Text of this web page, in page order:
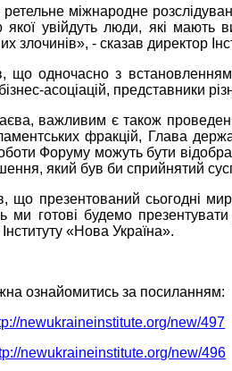
міжнародне
якої увійдуть люди, які мають
злочинів», - сказав директор
що одночасно з
асоціацій, представники
важливим є також
фракцій, Глава
Форуму можуть бути
який був би сприйнятий
що презентований сьогодні
готові будемо презентувати
«Нова Україна».
ознайомитись за посиланням:
newukraineinstitute.org/new/497
newukraineinstitute.org/new/496